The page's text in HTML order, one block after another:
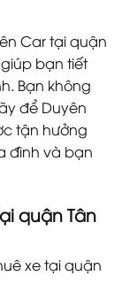
Car tại quận
bạn tiết
Bạn không
để Duyên
tận hưởng
đình và bạn
quận Tân
xe tại quận